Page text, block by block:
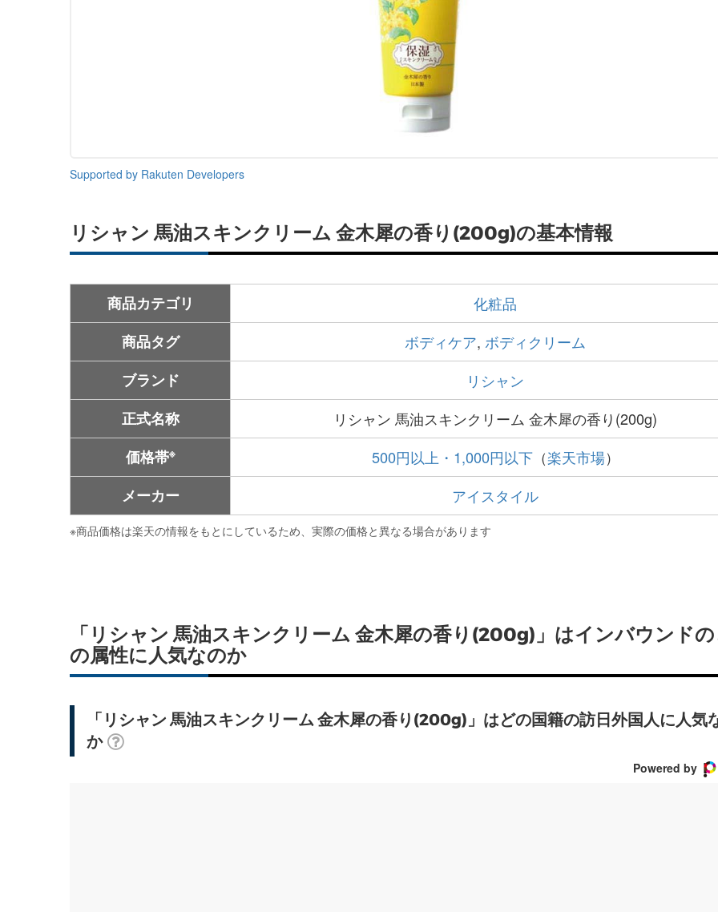
Supported by Rakuten Developers
リシャン 馬油スキンクリーム 金木犀の香り(200g)の基本情報
商品カテゴリ
化粧品
商品タグ
ボディケア, ボディクリーム
ブランド
リシャン
正式名称
リシャン 馬油スキンクリーム 金木犀の香り(200g)
価格帯※ 500円以上・1,000円以下（楽天市場）
メーカー
アイスタイル
※商品価格は楽天の情報をもとにしているため、実際の価格と異なる場合があります
「リシャン 馬油スキンクリーム 金木犀の香り(200g)」はインバウンド
の属性に人気なのか
「リシャン 馬油スキンクリーム 金木犀の香り(200g)」はどの国籍の訪日外国人に人気
か
Powered by